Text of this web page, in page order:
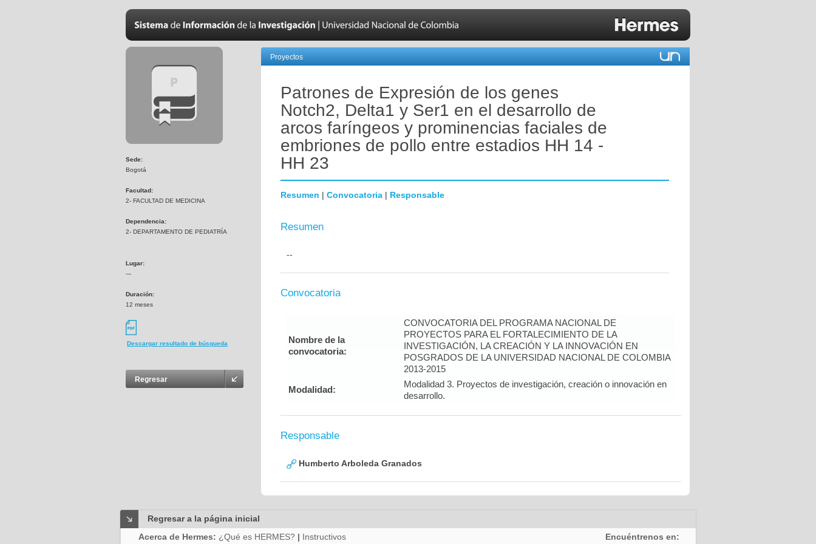
Sede:
Bogotá
Facultad:
2- FACULTAD DE MEDICINA
Dependencia:
2- DEPARTAMENTO DE PEDIATRÍA
Lugar:
---
Duración:
12 meses
Descargar resultado de búsqueda
Regresar
Proyectos
Patrones de Expresión de los genes
Notch2, Delta1 y Ser1 en el desarrollo de
arcos faríngeos y prominencias faciales de
embriones de pollo entre estadios HH 14 -
HH 23
Resumen | Convocatoria | Responsable
Resumen
--
Convocatoria
Nombre de la
convocatoria:
CONVOCATORIA DEL PROGRAMA NACIONAL DE
PROYECTOS PARA EL FORTALECIMIENTO DE LA
INVESTIGACIÓN, LA CREACIÓN Y LA INNOVACIÓN EN
POSGRADOS DE LA UNIVERSIDAD NACIONAL DE COLOMBIA
2013-2015
Modalidad:
Modalidad 3. Proyectos de investigación, creación o innovación en
desarrollo.
Responsable
Humberto Arboleda Granados
Regresar a la página inicial
Acerca de Hermes: ¿Qué es HERMES? | Instructivos Encuéntrenos en: